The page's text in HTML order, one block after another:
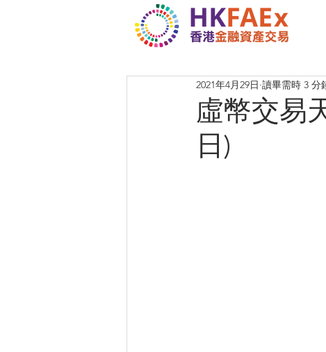
虛幣交易
日)
2021年4月29日 讀畢需時 3 分